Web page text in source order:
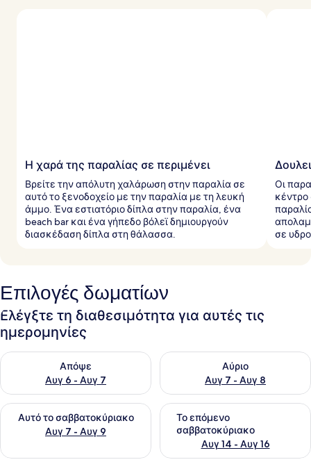
Η χαρά της παραλίας σε περιμένει
Βρείτε την απόλυτη χαλάρωση στην παραλία σε
αυτό το ξενοδοχείο με την παραλία με τη λευκή
άμμο. Ένα εστιατόριο δίπλα στην παραλία, ένα
beach bar και ένα γήπεδο βόλεϊ δημιουργούν
διασκέδαση δίπλα στη θάλασσα.
Οι
σε
Επιλογές δωματίων
Ελέγξτε τη διαθεσιμότητα για αυτές τις
ημερομηνίες
Απόψε
Αυγ 6 - Αυγ 7
Έλεγχος διαθεσιμότητας για απόψε Αυγ 6 - Αυγ 7
Αύριο
Αυγ 7 - Αυγ 8
Έλεγχος διαθεσιμότητας
Αυτό το σαββατοκύριακο
Αυγ 7 - Αυγ 9
Έλεγχος διαθεσιμότητας για αυτό το σαββατοκύριακο
Το επόμενο
σαββατοκύριακο
Αυγ 14 - Αυγ 16
Έλεγχος διαθεσιμότητας